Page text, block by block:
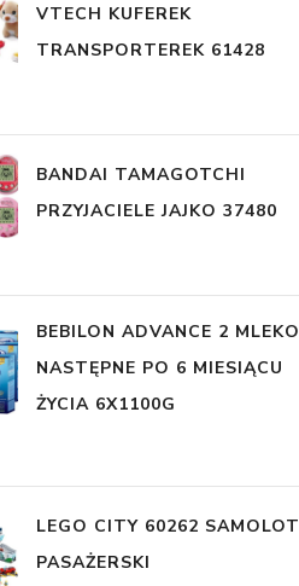
VTECH KUFEREK
TRANSPORTEREK 61428
BANDAI TAMAGOTCHI
PRZYJACIELE JAJKO 37480
BEBILON ADVANCE 2 MLEKO
NASTĘPNE PO 6 MIESIĄCU
ŻYCIA 6X1100G
LEGO CITY 60262 SAMOLOT
PASAŻERSKI